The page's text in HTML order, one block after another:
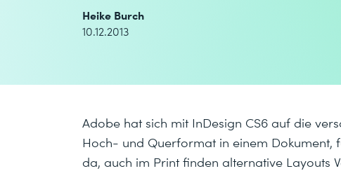
Heike Burch
10.12.2013
Adobe hat sich mit InDesign CS6 auf die
Hoch- und Querformat in einem Dokument,
da, auch im Print finden alternative Layouts